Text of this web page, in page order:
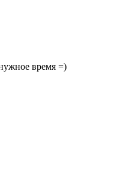
время =)